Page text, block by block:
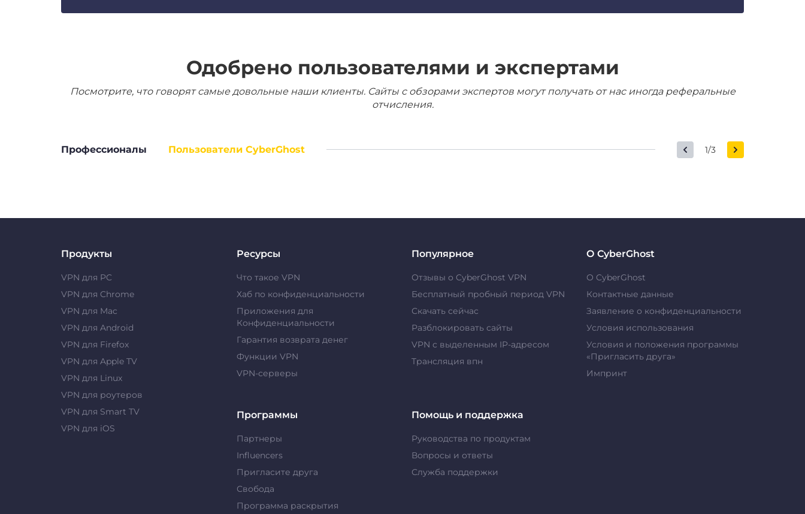
Одобрено пользователями и экспертами
Посмотрите, что говорят самые довольные наши клиенты. Сайты с обзорами экспертов могут получать от нас иногда реферальные
отчисления.
Профессионалы Пользователи CyberGhost 1/3
Продукты
VPN для PC
VPN для Chrome
VPN для Mac
VPN для Android
VPN для Firefox
VPN для Apple TV
VPN для Linux
VPN для роутеров
VPN для Smart TV
VPN для iOS
Ресурсы
Что такое VPN
Хаб по конфиденциальности
Приложения для
Конфиденциальности
Гарантия возврата денег
Функции VPN
VPN-серверы
Популярное
Отзывы о CyberGhost VPN
Бесплатный пробный период VPN
Скачать сейчас
Разблокировать сайты
VPN с выделенным IP-адресом
Tрансляция впн
О CyberGhost
О CyberGhost
Контактные данные
Заявление о конфиденциальности
Условия использования
Условия и положения программы
«Пригласить друга»
Импринт
Программы
Партнеры
Influencers
Пригласите друга
Свобода
Программа раскрытия
Помощь и поддержка
Руководства по продуктам
Вопросы и ответы
Служба поддержки